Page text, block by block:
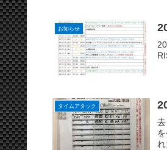
お知らせ
タイムアタック